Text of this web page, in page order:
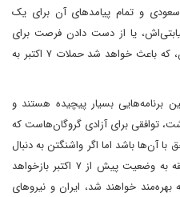
سعودی و تمام پیامدهای آن برای یک
نیابتی‌اش، یا از دست دادن فرصت برای
تحول در منطقه و جایگاه اسرائیل در آن، که باعث خواهد شد حملات ۷ اکتبر به
بسیار پیچیده هستند و
توافقی برای آزادی گروگان‌هاست که
باشد اما اگر واشنگتن به دنبال
هدفی بلندپروازانه‌تر نرود، به زودی منطقه به وضعیت پیش از ۷ اکتبر بازخواهد
خواهند شد، ایران و نیروهای